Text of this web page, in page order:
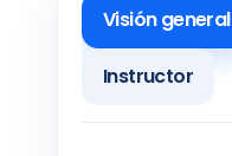
Visión general
Instructor